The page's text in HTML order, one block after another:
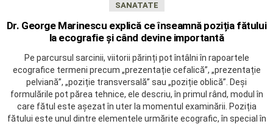
SANATATE
Dr. George Marinescu explică ce înseamnă poziția fătului
la ecografie și când devine importantă
Pe parcursul sarcinii, viitorii părinți pot întâlni în rapoartele
ecografice termeni precum „prezentație cefalică”, „prezentație
pelviană”, „poziție transversală” sau „poziție oblică”. Deși
formulările pot părea tehnice, ele descriu, în primul rând, modul în
care fătul este așezat în uter la momentul examinării. Poziția
fătului este unul dintre elementele urmărite ecografic, în special în